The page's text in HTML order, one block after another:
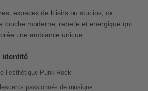
espaces de loisirs ou studios, ce
touche moderne, rebelle et énergique qui
une ambiance unique.
identité
l’esthétique Punk Rock
passionnés de musique